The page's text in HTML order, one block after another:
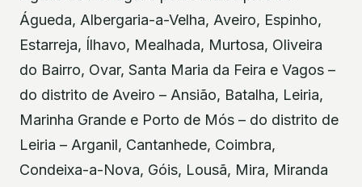
Águeda, Albergaria-a-Velha, Aveiro, Espinho,
Estarreja, Ílhavo, Mealhada, Murtosa, Oliveira
do Bairro, Ovar, Santa Maria da Feira e Vagos –
do distrito de Aveiro – Ansião, Batalha, Leiria,
Marinha Grande e Porto de Mós – do distrito de
Leiria – Arganil, Cantanhede, Coimbra,
Condeixa-a-Nova, Góis, Lousã, Mira, Miranda